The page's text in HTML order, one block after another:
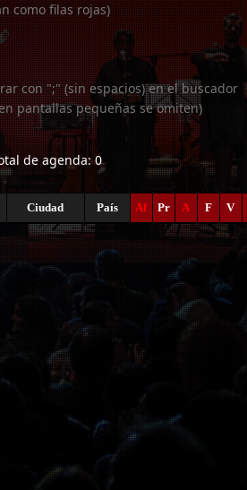
como filas rojas)
con ";" (sin espacios) en el buscador
pantallas pequeñas se omiten)
de agenda: 0
Ciudad País Af Pr A F V